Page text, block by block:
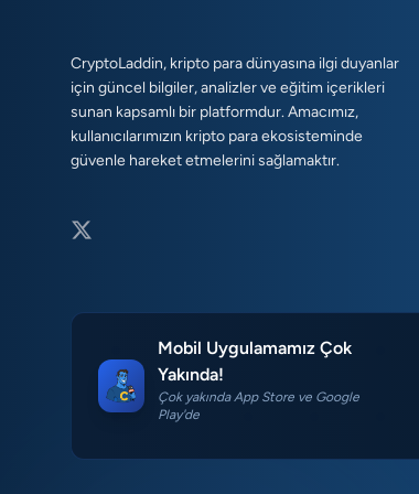
CryptoLaddin, kripto para dünyasına ilgi duyanlar
için güncel bilgiler, analizler ve eğitim içerikleri
sunan kapsamlı bir platformdur. Amacımız,
kullanıcılarımızın kripto para ekosisteminde
güvenle hareket etmelerini sağlamaktır.
Mobil Uygulamamız Çok
Yakında!
Çok yakında App Store ve Google
Play'de